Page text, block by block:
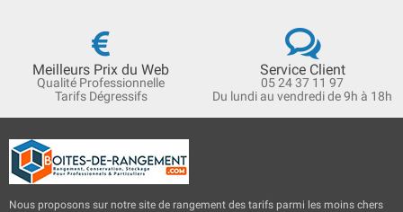
Meilleurs Prix du Web
Qualité Professionnelle
Tarifs Dégressifs
Service Client
05 24 37 11 97
Du lundi au vendredi de 9h à 18h
Nous proposons sur notre site de rangement des tarifs parmi les moins chers